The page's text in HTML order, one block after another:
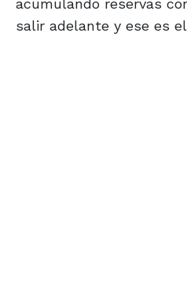
acumulando reservas
salir adelante y ese es